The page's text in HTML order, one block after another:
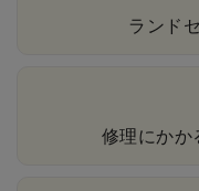
ランド
修理にかか